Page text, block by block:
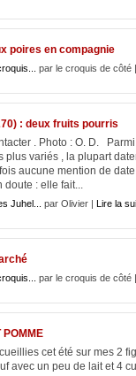
poires en compagnie
par le croquis de côté |
: deux fruits pourris
. Photo : O. D.
plus variés , la plupart
aucune mention de
doute : elle fait...
Juhel... par Olivier | Lire la
par le croquis de côté |
POMME
cet été sur mes 2
avec un peu de lait et 4